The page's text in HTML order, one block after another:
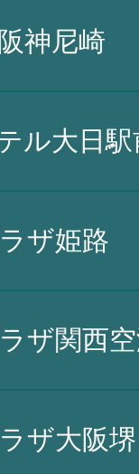
神尼崎
ル大日駅
ザ姫路
ザ関西
ザ大阪堺